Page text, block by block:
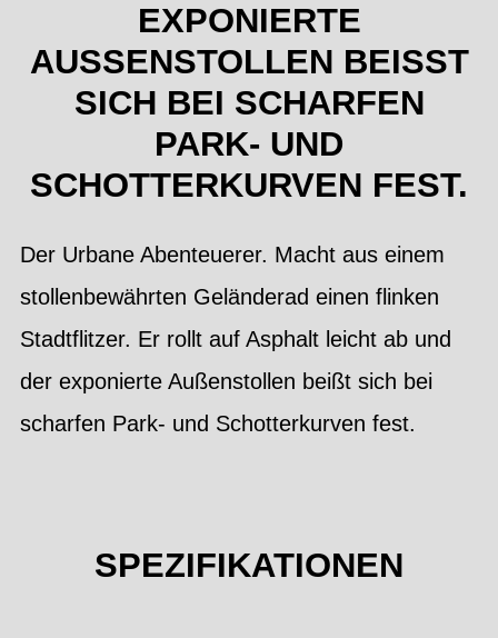
EXPONIERTE
AUSSENSTOLLEN BEISST SI
CH BEI SCHARFEN PA
RK- UND SC
HOTTERKURVEN FEST.
Der Urbane Abenteuerer. Macht aus einem
stollenbewährten Geländerad einen flinken
Stadtflitzer. Er rollt auf Asphalt leicht ab und
der exponierte Außenstollen beißt sich bei
scharfen Park- und Schotterkurven fest.
SPEZIFIKATIONEN